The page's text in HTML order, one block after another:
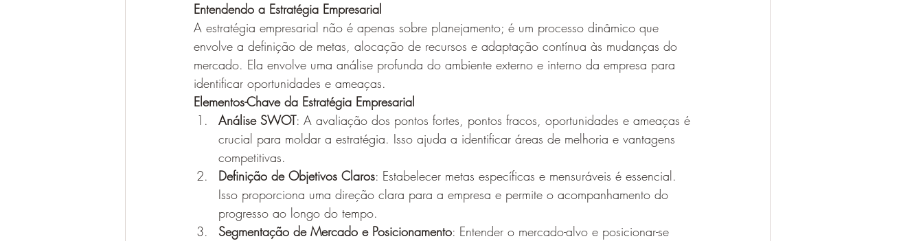
Entendendo a Estratégia Empresarial
A estratégia empresarial não é apenas sobre planejamento; é um processo dinâmico que
envolve a definição de metas, alocação de recursos e adaptação contínua às mudanças do
mercado. Ela envolve uma análise profunda do ambiente externo e interno da empresa para
identificar oportunidades e ameaças.
Elementos-Chave da Estratégia Empresarial
Análise SWOT: A avaliação dos pontos fortes, pontos fracos, oportunidades e ameaças é
crucial para moldar a estratégia. Isso ajuda a identificar áreas de melhoria e vantagens
competitivas.
Definição de Objetivos Claros: Estabelecer metas específicas e mensuráveis é essencial.
Isso proporciona uma direção clara para a empresa e permite o acompanhamento do
progresso ao longo do tempo.
Segmentação de Mercado e Posicionamento: Entender o mercado-alvo e posicionar-se